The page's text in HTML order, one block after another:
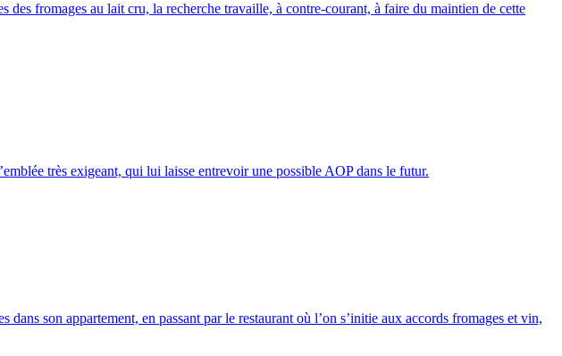
fromages au lait cru, la recherche travaille, à contre-courant, à faire du maintien de cette
très exigeant, qui lui laisse entrevoir une possible AOP dans le futur.
son appartement, en passant par le restaurant où l’on s’initie aux accords fromages et vin,